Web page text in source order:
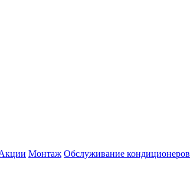
Монтаж Обслуживание кондиционеров